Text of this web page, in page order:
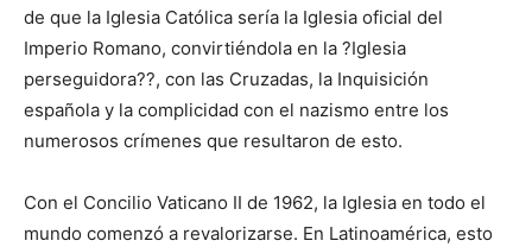
de que la Iglesia Católica sería la Iglesia oficial del
Imperio Romano, convirtiéndola en la ?Iglesia
perseguidora??, con las Cruzadas, la Inquisición
española y la complicidad con el nazismo entre los
numerosos crímenes que resultaron de esto.
Con el Concilio Vaticano II de 1962, la Iglesia en todo el
mundo comenzó a revalorizarse. En Latinoamérica, esto